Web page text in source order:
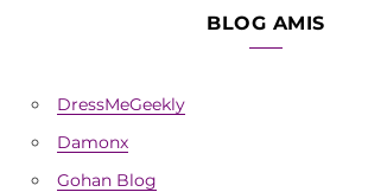
BLOG AMIS
DressMeGeekly
Damonx
Gohan Blog